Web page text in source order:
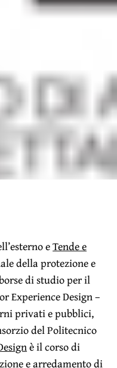
eTende e
della protezione e
di studio per il
Experience Design –
privati e pubblici,
del Politecnico
è il corso di
e arredamento di